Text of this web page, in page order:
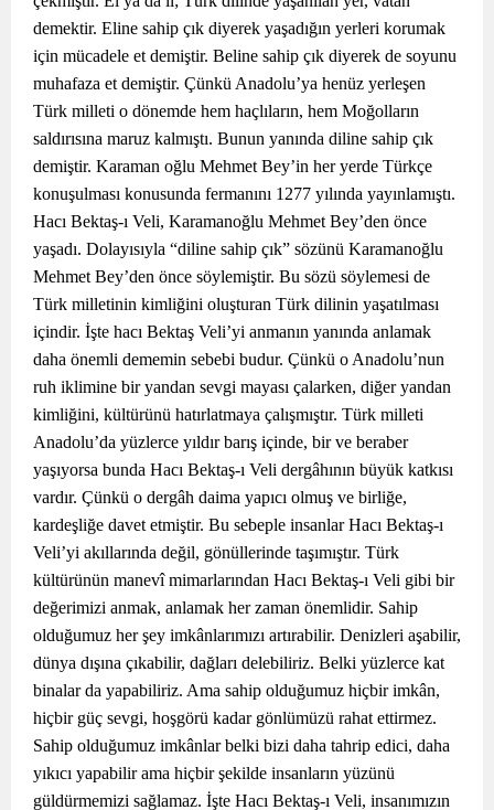
demektir. Eline sahip çık diyerek yaşadığın yerleri korumak
için mücadele et demiştir. Beline sahip çık diyerek de soyunu
muhafaza et demiştir. Çünkü Anadolu’ya henüz yerleşen
Türk milleti o dönemde hem haçlıların, hem Moğolların
saldırısına maruz kalmıştı. Bunun yanında diline sahip çık
demiştir. Karaman oğlu Mehmet Bey’in her yerde Türkçe
konuşulması konusunda fermanını 1277 yılında yayınlamıştı.
Hacı Bektaş-ı Veli, Karamanoğlu Mehmet Bey’den önce
yaşadı. Dolayısıyla “diline sahip çık” sözünü Karamanoğlu
Mehmet Bey’den önce söylemiştir. Bu sözü söylemesi de
Türk milletinin kimliğini oluşturan Türk dilinin yaşatılması
içindir. İşte hacı Bektaş Veli’yi anmanın yanında anlamak
daha önemli dememin sebebi budur. Çünkü o Anadolu’nun
ruh iklimine bir yandan sevgi mayası çalarken, diğer yandan
kimliğini, kültürünü hatırlatmaya çalışmıştır. Türk milleti
Anadolu’da yüzlerce yıldır barış içinde, bir ve beraber
yaşıyorsa bunda Hacı Bektaş-ı Veli dergâhının büyük katkısı
vardır. Çünkü o dergâh daima yapıcı olmuş ve birliğe,
kardeşliğe davet etmiştir. Bu sebeple insanlar Hacı Bektaş-ı
Veli’yi akıllarında değil, gönüllerinde taşımıştır. Türk
kültürünün manevî mimarlarından Hacı Bektaş-ı Veli gibi bir
değerimizi anmak, anlamak her zaman önemlidir. Sahip
olduğumuz her şey imkânlarımızı artırabilir. Denizleri aşabilir,
dünya dışına çıkabilir, dağları delebiliriz. Belki yüzlerce kat
binalar da yapabiliriz. Ama sahip olduğumuz hiçbir imkân,
hiçbir güç sevgi, hoşgörü kadar gönlümüzü rahat ettirmez.
Sahip olduğumuz imkânlar belki bizi daha tahrip edici, daha
yıkıcı yapabilir ama hiçbir şekilde insanların yüzünü
güldürmemizi sağlamaz. İşte Hacı Bektaş-ı Veli, insanımızın